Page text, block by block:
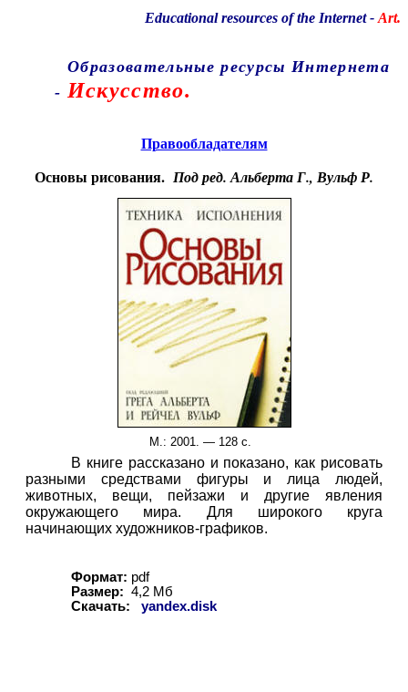
Educational resources of the Internet- Art.
Образовательные ресурсы Интернета
- Искусство.
Правообладателям
Основы рисования. Под ред. Альберта Г., Вульф Р.
М.: 2001. — 128 с.
В книге рассказано и показано, как рисовать
разными средствами фигуры и лица людей,
животных, вещи, пейзажи и другие явления
окружающего мира. Для широкого круга
начинающих художников-графиков.
Формат: pdf
Размер: 4,2 Мб
Скачать:
yandex.disk